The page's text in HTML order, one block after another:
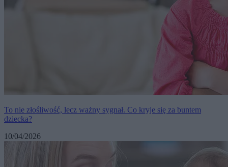
To nie złośliwość, lecz ważny sygnał. Co kryje się za buntem
dziecka?
10/04/2026